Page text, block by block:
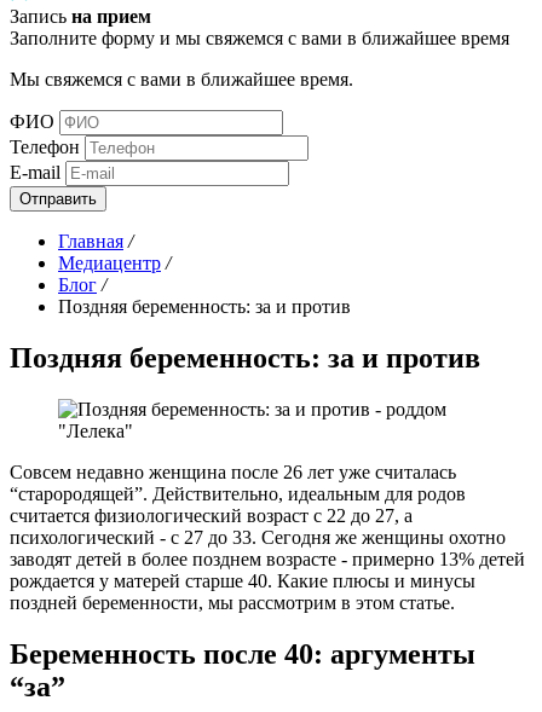
Запись на прием
Заполните форму и мы свяжемся с вами в ближайшее время
Мы свяжемся с вами в ближайшее время.
ФИО
Телефон
E-mail
Отправить
Главная /
Медиацентр /
Блог /
Поздняя беременность: за и против
Поздняя беременность: за и против
Совсем недавно женщина после 26 лет уже считалась
“старородящей”. Действительно, идеальным для родов
считается физиологический возраст с 22 до 27, а
психологический - с 27 до 33. Сегодня же женщины охотно
заводят детей в более позднем возрасте - примерно 13% детей
рождается у матерей старше 40. Какие плюсы и минусы
поздней беременности, мы рассмотрим в этом статье.
Беременность после 40: аргументы
“за”